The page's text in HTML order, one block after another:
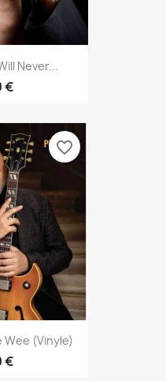
Never...
€
Wee (vinyle)
€
favorite_border